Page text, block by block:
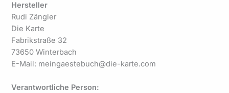
Hersteller
Rudi Zängler
Die Karte
Fabrikstraße 32
73650 Winterbach
E-Mail: meingaestebuch@die-karte.com
Verantwortliche Person: